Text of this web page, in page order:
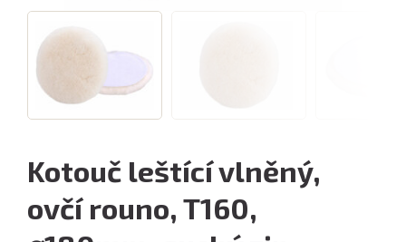
Kotouč leštící vlněný,
ovčí rouno, T160,